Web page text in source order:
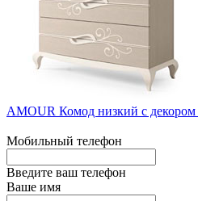
AMOUR Комод низкий с декором
Мобильный телефон
Введите ваш телефон
Ваше имя